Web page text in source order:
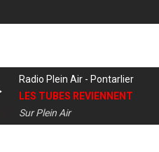
Radio Plein Air - Pontarlier
LES TUBES REVIENNENT
Sur Plein Air